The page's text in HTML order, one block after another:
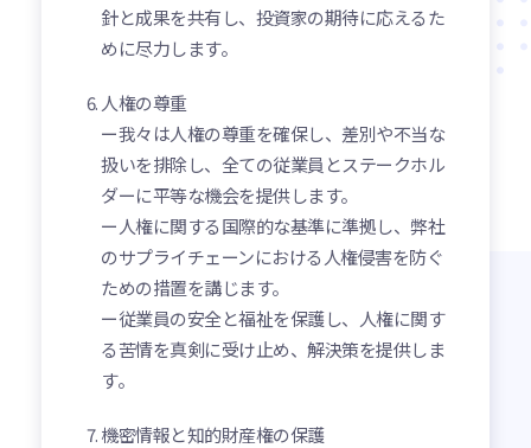
針と成果を共有し、投資家の期待に応えるた
めに尽力します。
人権の尊重
ー我々は人権の尊重を確保し、差別や不当な
扱いを排除し、全ての従業員とステークホル
ダーに平等な機会を提供します。
ー人権に関する国際的な基準に準拠し、弊社
のサプライチェーンにおける人権侵害を防ぐ
ための措置を講じます。
ー従業員の安全と福祉を保護し、人権に関す
る苦情を真剣に受け止め、解決策を提供しま
す。
機密情報と知的財産権の保護